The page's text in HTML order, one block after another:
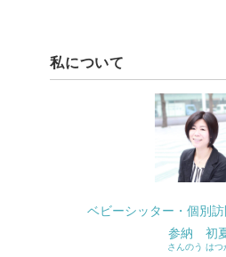
私について
ベビーシッター・個別
参納 初
さんのう はつ